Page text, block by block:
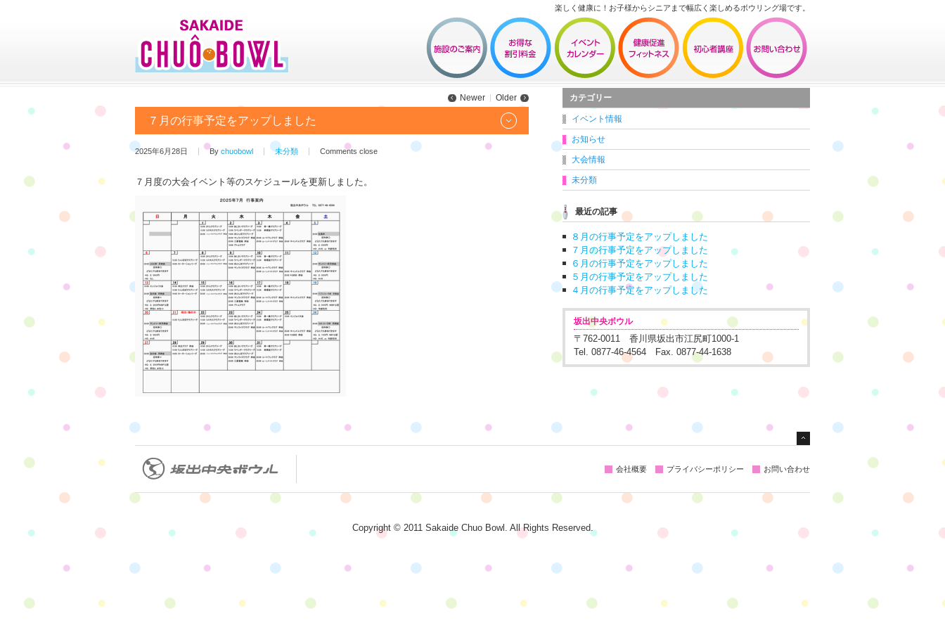
楽しく健康に！お子様からシニアまで幅広く楽しめるボウリング場です。
Newer Older
７月の行事予定をアップしました
2025年6月28日 By chuobowl 未分類 Comments close
７月度の大会イベント等のスケジュールを更新しました。
カテゴリー
イベント情報
お知らせ
大会情報
未分類
最近の記事
８月の行事予定をアップしました
７月の行事予定をアップしました
６月の行事予定をアップしました
５月の行事予定をアップしました
４月の行事予定をアップしました
坂出中央ボウル
〒762-0011 香川県坂出市江尻町1000-1
Tel. 0877-46-4564 Fax. 0877-44-1638
会社概要 プライバシーポリシー お問い合わせ
Copyright © 2011 Sakaide Chuo Bowl. All Rights Reserved.